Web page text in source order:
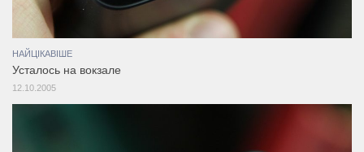
НАЙЦІКАВІШЕ
Усталось на вокзале
12.10.2005